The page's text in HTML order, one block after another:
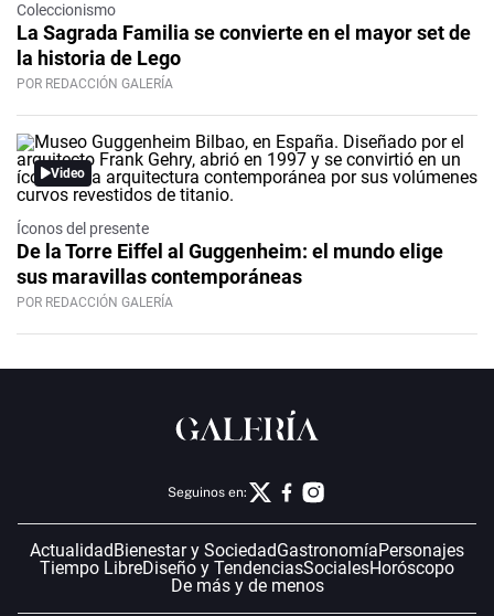
Coleccionismo
La Sagrada Familia se convierte en el mayor set de
la historia de Lego
POR REDACCIÓN GALERÍA
Video
Íconos del presente
De la Torre Eiffel al Guggenheim: el mundo elige
sus maravillas contemporáneas
POR REDACCIÓN GALERÍA
Seguinos en:
Actualidad Bienestar y SociedadGastronomíaPersonajes
Tiempo LibreDiseño y TendenciasSocialesHoróscopo
De más y de menos